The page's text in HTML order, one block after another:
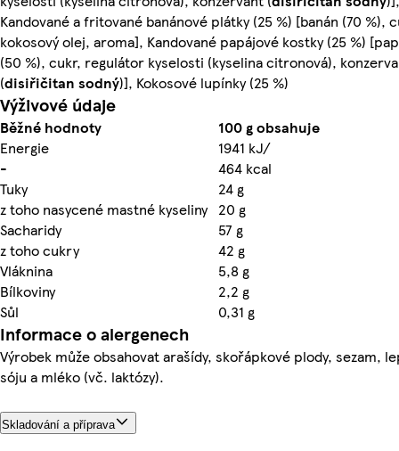
Kandované a fritované banánové plátky (25 %) [banán (70 %),
kokosový olej, aroma], Kandované papájové kostky (25 %)
(50 %), cukr, regulátor kyselosti (kyselina citronová),
(disiřičitan sodný)], Kokosové lupínky (25 %)
Výživové údaje
Běžné hodnoty
100 g obsahuje
Energie
1941 kJ/
-
464 kcal
Tuky
24 g
z toho nasycené mastné kyseliny 20 g
Sacharidy
57 g
z toho cukry
42 g
Vláknina
5,8 g
Bílkoviny
2,2 g
Sůl
0,31 g
Informace o alergenech
Výrobek může obsahovat arašídy, skořápkové plody, sezam,
sóju a mléko (vč. laktózy).
Skladování a příprava